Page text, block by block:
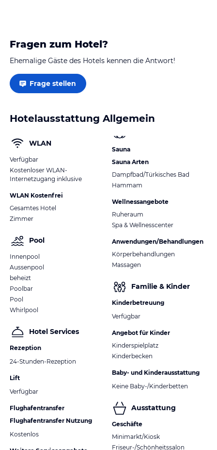
Fragen zum Hotel?
Ehemalige Gäste des Hotels kennen die Antwort!
Frage stellen
Hotelausstattung Allgemein
WLAN
Verfügbar
Kostenloser WLAN-
Internetzugang inklusive
WLAN Kostenfrei
Gesamtes Hotel
Zimmer
Pool
Innenpool
Aussenpool
beheizt
Poolbar
Pool
Whirlpool
Hotel Services
Rezeption
24-Stunden-Rezeption
Lift
Verfügbar
Flughafentransfer
Flughafentransfer Nutzung
Kostenlos
Sauna
Sauna Arten
Dampfbad/Türkisches Bad
Hammam
Wellnessangebote
Ruheraum
Spa & Wellnesscenter
Anwendungen/Behandlungen
Körperbehandlungen
Massagen
Familie & Kinder
Kinderbetreuung
Verfügbar
Angebot für Kinder
Kinderspielplatz
Kinderbecken
Baby- und Kinderausstattung
Keine Baby-/Kinderbetten
Ausstattung
Geschäfte
Minimarkt/Kiosk
Friseur-/Schönheitssalon